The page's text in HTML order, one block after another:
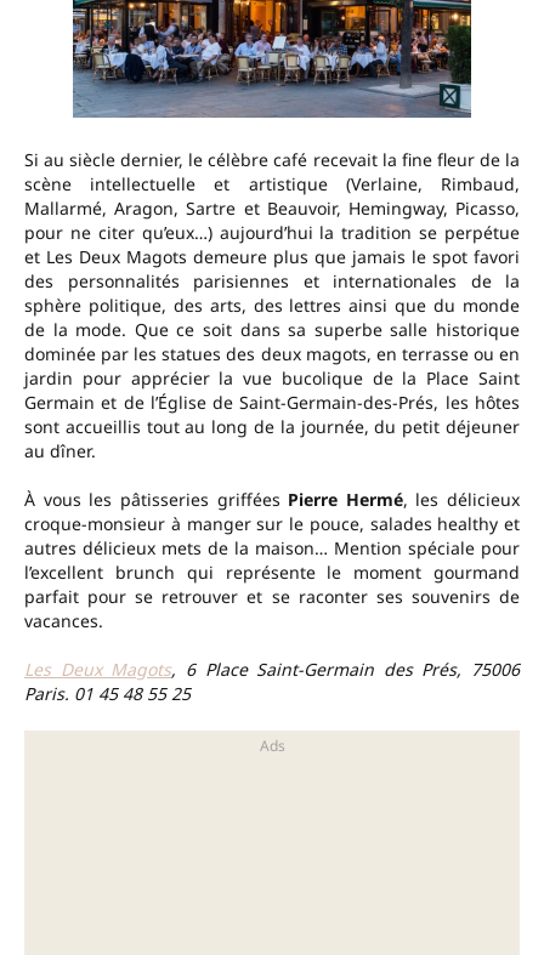
Si au siècle dernier, le célèbre café recevait la fine fleur de la
scène intellectuelle et artistique (Verlaine, Rimbaud,
Mallarmé, Aragon, Sartre et Beauvoir, Hemingway, Picasso,
pour ne citer qu’eux…) aujourd’hui la tradition se perpétue
et Les Deux Magots demeure plus que jamais le spot favori
des personnalités parisiennes et internationales de la
sphère politique, des arts, des lettres ainsi que du monde
de la mode. Que ce soit dans sa superbe salle historique
dominée par les statues des deux magots, en terrasse ou en
jardin pour apprécier la vue bucolique de la Place Saint
Germain et de l’Église de Saint-Germain-des-Prés, les hôtes
sont accueillis tout au long de la journée, du petit déjeuner
au dîner.
À vous les pâtisseries griffées Pierre Hermé, les délicieux
croque-monsieur à manger sur le pouce, salades healthy et
autres délicieux mets de la maison… Mention spéciale pour
l’excellent brunch qui représente le moment gourmand
parfait pour se retrouver et se raconter ses souvenirs de
vacances.
Les Deux Magots, 6 Place Saint-Germain des Prés, 75006
Paris. 01 45 48 55 25